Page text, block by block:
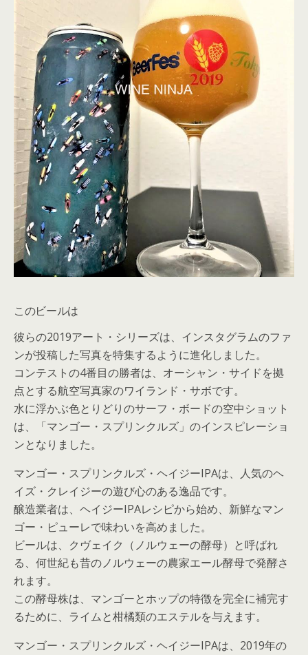
このビールは
彼らの2019アート・シリーズは、インスタグラムのファ
ンが投稿した写真を特集するように進化しました。
コンテストの4番目の勝者は、オーシャン・サイドを拠
点とする航空写真家のワイランド・サボです。
水に浮かぶ色とりどりのサーフ・ボードの空中ショット
は、「マンゴー・スプリンクルズ」のインスピレーショ
ンとなりました。
マンゴー・スプリンクルズ・ヘイジーIPAは、人気のヘ
イズ・クレイジーの遊び心のある逸品です。
醸造業者は、ヘイジーIPAレシピから始め、新鮮なマン
ゴー・ピューレで味わいを高めました。
ビールは、クヴェイク（ノルウェーの酵母）と呼ばれ
る、何世紀も昔のノルウェーの農家エール酵母で発酵さ
れます。
この酵母株は、マンゴーとホップの特徴を完全に補完す
るために、ライムと柑橘類のエステルを与えます。
マンゴー・スプリンクルズ・ヘイジーIPAは、2019年の